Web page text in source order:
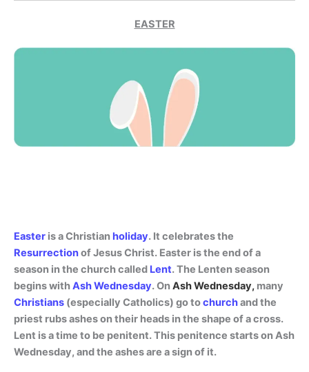
EASTER
Easter is a Christian holiday. It celebrates the
Resurrectionof Jesus Christ. Easter is the end of a
season in the church called Lent. The Lenten season
begins withAsh Wednesday. OnAsh Wednesday, many
Christians (especially Catholics) go tochurchand the
priest rubs ashes on their heads in the shape of a cross.
Lent is a time to be penitent. This penitence starts on Ash
Wednesday, and the ashes are a sign of it.